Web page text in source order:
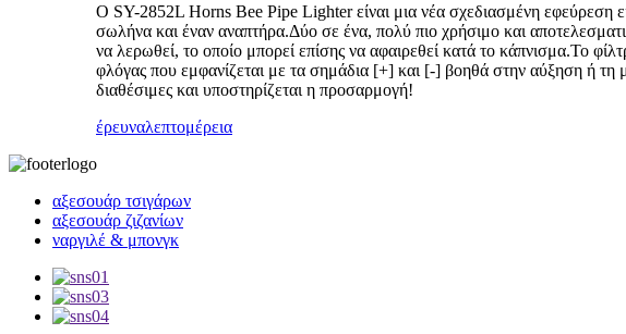
Ο SY-2852L Horns Bee Pipe Lighter είναι μια νέα σχεδιασμένη εφεύρεση
σωλήνα και έναν αναπτήρα.Δύο σε ένα, πολύ πιο χρήσιμο και
να λερωθεί, το οποίο μπορεί επίσης να αφαιρεθεί κατά το κάπνισμα.Το
φλόγας που εμφανίζεται με τα σημάδια [+] και [-] βοηθά στην αύξηση ή τη
διαθέσιμες και υποστηρίζεται η προσαρμογή!
έρευναλεπτομέρεια
αξεσουάρ τσιγάρων
αξεσουάρ ζιζανίων
ναργιλέ & μπονγκ